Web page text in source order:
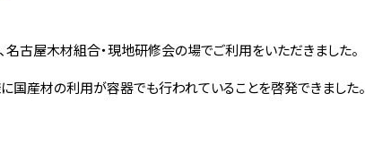
名古屋木材組合・現地研修会の場でご利用をいただきました。
国産材の利用が容器でも行われていることを啓発できました。